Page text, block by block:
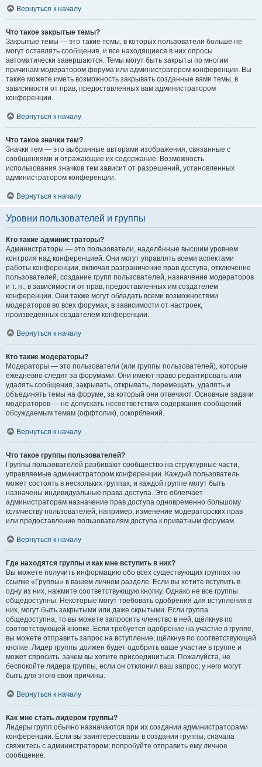
Вернуться к началу
Что такое закрытые темы?
Закрытые темы — это такие темы, в которых пользователи больше не
могут оставлять сообщения, и все находящиеся в них опросы
автоматически завершаются. Темы могут быть закрыты по многим
причинам модератором форума или администратором конференции. Вы
также можете иметь возможность закрывать созданные вами темы, в
зависимости от прав, предоставленных вам администратором
конференции.
Вернуться к началу
Что такое значки тем?
Значки тем — это выбранные авторами изображения, связанные с
сообщениями и отражающие их содержание. Возможность
использования значков тем зависит от разрешений, установленных
администратором конференции.
Вернуться к началу
Уровни пользователей и группы
Кто такие администраторы?
Администраторы — это пользователи, наделённые высшим уровнем
контроля над конференцией. Они могут управлять всеми аспектами
работы конференции, включая разграничение прав доступа, отключение
пользователей, создание групп пользователей, назначение модераторов
и т. п., в зависимости от прав, предоставленных им создателем
конференции. Они также могут обладать всеми возможностями
модераторов во всех форумах, в зависимости от настроек,
произведённых создателем конференции.
Вернуться к началу
Кто такие модераторы?
Модераторы — это пользователи (или группы пользователей), которые
ежедневно следят за форумами. Они имеют право редактировать или
удалять сообщения, закрывать, открывать, перемещать, удалять и
объединять темы на форуме, за который они отвечают. Основные задачи
модераторов — не допускать несоответствия содержания сообщений
обсуждаемым темам (оффтопик), оскорблений.
Вернуться к началу
Что такое группы пользователей?
Группы пользователей разбивают сообщество на структурные части,
управляемые администратором конференции. Каждый пользователь
может состоять в нескольких группах, и каждой группе могут быть
назначены индивидуальные права доступа. Это облегчает
администраторам назначение прав доступа одновременно большому
количеству пользователей, например, изменение модераторских прав
или предоставление пользователям доступа к приватным форумам.
Вернуться к началу
Где находятся группы и как мне вступить в них?
Вы можете получить информацию обо всех существующих группах по
ссылке «Группы» в вашем личном разделе. Если вы хотите вступить в
одну из них, нажмите соответствующую кнопку. Однако не все группы
общедоступны. Некоторые могут требовать одобрения для вступления в
них, могут быть закрытыми или даже скрытыми. Если группа
общедоступна, то вы можете запросить членство в ней, щёлкнув по
соответствующей кнопке. Если требуется одобрение на участие в группе,
вы можете отправить запрос на вступление, щёлкнув по соответствующей
кнопке. Лидер группы должен будет одобрить ваше участие в группе и
может спросить, зачем вы хотите присоединиться. Пожалуйста, не
беспокойте лидера группы, если он отклонил ваш запрос; у него могут
быть для этого свои причины.
Вернуться к началу
Как мне стать лидером группы?
Лидеры групп обычно назначаются при их создании администраторами
конференции. Если вы заинтересованы в создании группы, сначала
свяжитесь с администратором; попробуйте отправить ему личное
сообщение.